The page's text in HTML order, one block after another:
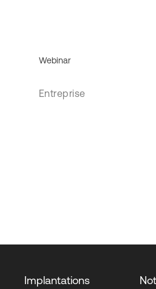
Webinar
Entreprise
Implantations